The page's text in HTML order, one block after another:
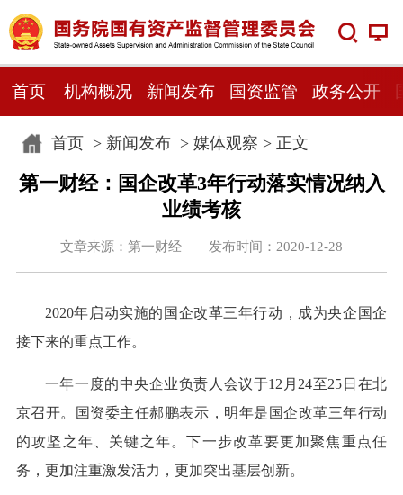
首页 机构概况 新闻发布 国资监管 政务公开
首页> 新闻发布> 媒体观察 > 正文
第一财经：国企改革3年行动落实情况纳入
业绩考核
文章来源：第一财经 发布时间：2020-12-28
2020年启动实施的国企改革三年行动，成为央企国企
接下来的重点工作。
一年一度的中央企业负责人会议于12月24至25日在北
京召开。国资委主任郝鹏表示，明年是国企改革三年行动
的攻坚之年、关键之年。下一步改革要更加聚焦重点任
务，更加注重激发活力，更加突出基层创新。